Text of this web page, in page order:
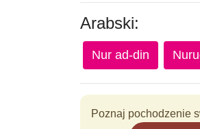
Arabski:
Nur ad-din
Poznaj pochodzenie